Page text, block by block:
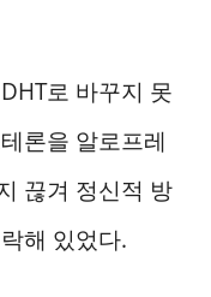
로 바꾸지 못
론을 알로프레
끊겨 정신적 방
해 있었다.